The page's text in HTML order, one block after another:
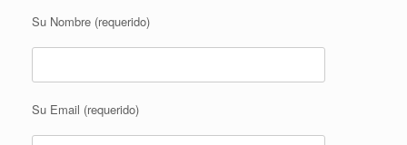
Su Nombre (requerido)
Su Email (requerido)